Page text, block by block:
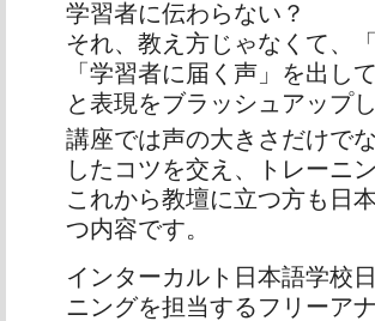
学習者に伝わらない？
それ、教え方じゃなくて、
「学習者に届く声」を出し
と表現をブラッシュアップ
講座では声の大きさだけで
したコツを交え、トレーニ
これから教壇に立つ方も日
つ内容です。
インターカルト日本語学校
ニングを担当するフリーア